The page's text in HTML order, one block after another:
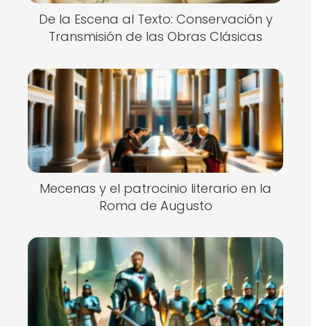
De la Escena al Texto: Conservación y
Transmisión de las Obras Clásicas
Mecenas y el patrocinio literario en la
Roma de Augusto